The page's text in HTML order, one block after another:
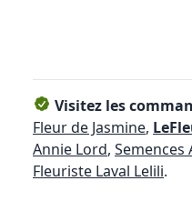
Visitez les
Fleur de Jasmine,
Annie Lord, Semences
Fleuriste Laval Lelili.